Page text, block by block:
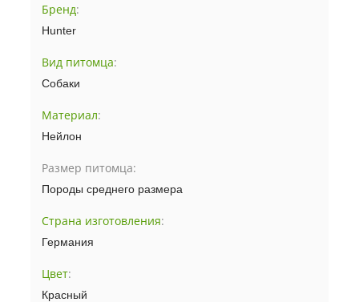
Бренд:
Hunter
Вид питомца:
Собаки
Материал:
Нейлон
Размер питомца:
Породы среднего размера
Страна изготовления:
Германия
Цвет:
Красный